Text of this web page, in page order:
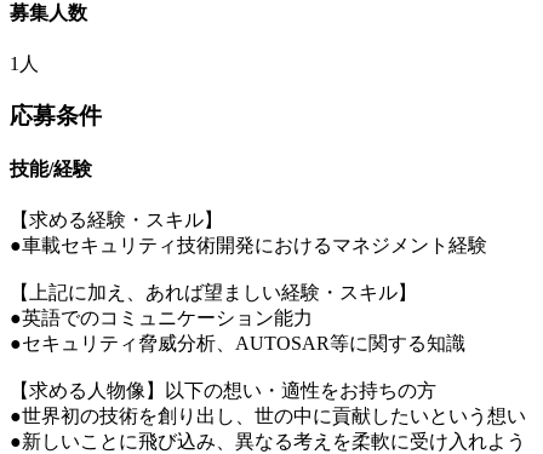
募集人数
1人
応募条件
技能/経験
【求める経験・スキル】
●車載セキュリティ技術開発におけるマネジメント経験
【上記に加え、あれば望ましい経験・スキル】
●英語でのコミュニケーション能力
●セキュリティ脅威分析、AUTOSAR等に関する知識
【求める人物像】以下の想い・適性をお持ちの方
●世界初の技術を創り出し、世の中に貢献したいという想い
●新しいことに飛び込み、異なる考えを柔軟に受け入れよう